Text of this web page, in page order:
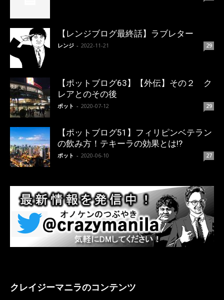
【レンジブログ最終話】ラブレター
レンジ - 2022-11-21 29
【ポットブログ63】【外伝】その２ ク
レアとのその後
ポット - 2020-07-12 29
【ポットブログ51】フィリピンベテラン
の飲み方！テキーラの効果とは!?
ポット - 2020-06-10 27
クレイジーマニラのコンテンツ